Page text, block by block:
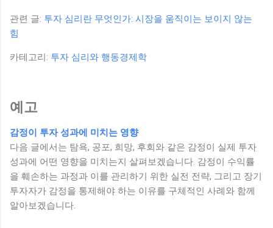
관련 글: 투자 심리란 무엇인가: 시장을 움직이는 보이지 않는
힘
카테고리: 투자 심리와 행동경제학
예고
감정이 투자 성과에 미치는 영향
다음 글에서는 탐욕, 공포, 희망, 후회와 같은 감정이 실제 투자
성과에 어떤 영향을 미치는지 살펴보겠습니다. 감정이 수익률
을 훼손하는 과정과 이를 관리하기 위한 실전 전략, 그리고 장기
투자자가 감정을 통제해야 하는 이유를 구체적인 사례와 함께
알아보겠습니다.